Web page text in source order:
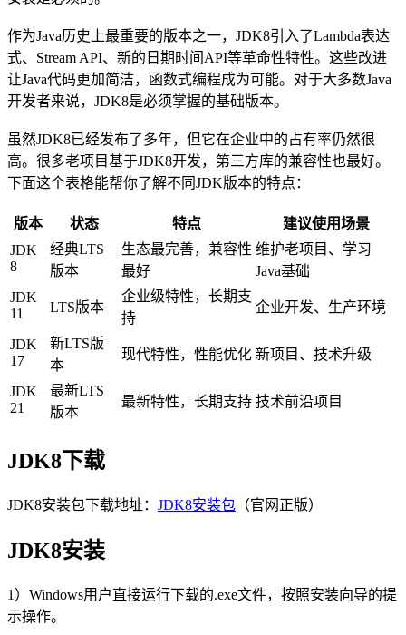
作为Java历史上最重要的版本之一，JDK8引入了Lambda表达
式、Stream API、新的日期时间API等革命性特性。这些改进
让Java代码更加简洁，函数式编程成为可能。对于大多数Java
开发者来说，JDK8是必须掌握的基础版本。
虽然JDK8已经发布了多年，但它在企业中的占有率仍然很
高。很多老项目基于JDK8开发，第三方库的兼容性也最好。
下面这个表格能帮你了解不同JDK版本的特点：
版本 状态 特点
建议使用场景
JDK
8
经典LTS
版本
生态最完善，兼容性
最好
维护老项目、学习
Java基础
JDK
11
LTS版本
企业级特性，长期支
持
企业开发、生产环境
JDK
17
新LTS版
本
现代特性，性能优化 新项目、技术升级
JDK
21
最新LTS
版本
最新特性，长期支持 技术前沿项目
JDK8下载
JDK8安装包下载地址： JDK8安装包 （官网正版）
JDK8安装
1）Windows用户直接运行下载的.exe文件，按照安装向导的提
示操作。